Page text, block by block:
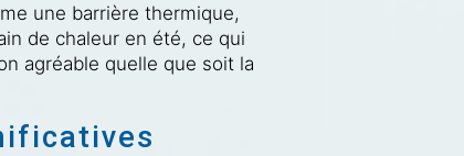
une barrière thermique,
de chaleur en été, ce qui
agréable quelle que soit la